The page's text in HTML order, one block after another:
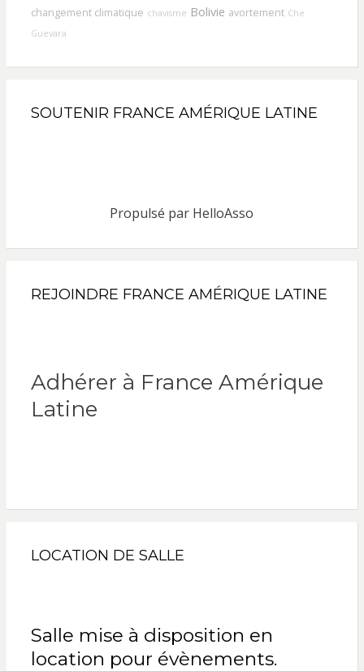
changement climatique chavisme Bolivie avortement Che
Guevara
SOUTENIR FRANCE AMÉRIQUE LATINE
Propulsé par HelloAsso
REJOINDRE FRANCE AMÉRIQUE LATINE
Adhérer à France Amérique
Latine
LOCATION DE SALLE
Salle mise à disposition en
location pour évènements.